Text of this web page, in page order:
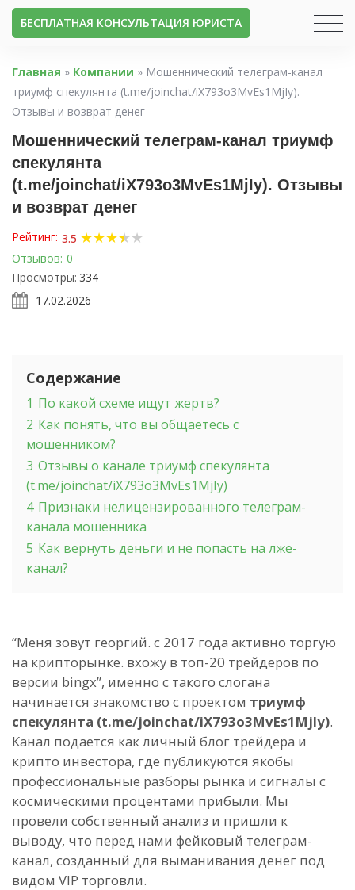
БЕСПЛАТНАЯ КОНСУЛЬТАЦИЯ ЮРИСТА
Главная » Компании » Мошеннический телеграм-канал
триумф спекулянта (t.me/joinchat/iX793o3MvEs1MjIy).
Отзывы и возврат денег
Мошеннический телеграм-канал триумф
спекулянта
(t.me/joinchat/iX793o3MvEs1MjIy). Отзывы
и возврат денег
Рейтинг: 3.5 ★★★★
★★
Отзывов: 0
Просмотры: 334
17.02.2026
Содержание
1 По какой схеме ищут жертв?
2 Как понять, что вы общаетесь с
мошенником?
3 Отзывы о канале триумф спекулянта
(t.me/joinchat/iX793o3MvEs1MjIy)
4 Признаки нелицензированного телеграм-
канала мошенника
5 Как вернуть деньги и не попасть на лже-
канал?
“Меня зовут георгий. с 2017 года активно торгую
на крипторынке. вхожу в топ-20 трейдеров по
версии bingx”, именно с такого слогана
начинается знакомство с проектом триумф
спекулянта (t.me/joinchat/iX793o3MvEs1MjIy).
Канал подается как личный блог трейдера и
крипто инвестора, где публикуются якобы
профессиональные разборы рынка и сигналы с
космическими процентами прибыли. Мы
провели собственный анализ и пришли к
выводу, что перед нами фейковый телеграм-
канал, созданный для выманивания денег под
видом VIP торговли.